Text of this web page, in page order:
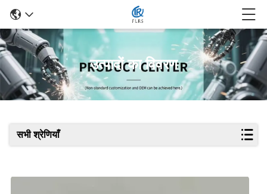
उत्पादों का विवरण
सभी श्रेणियाँ